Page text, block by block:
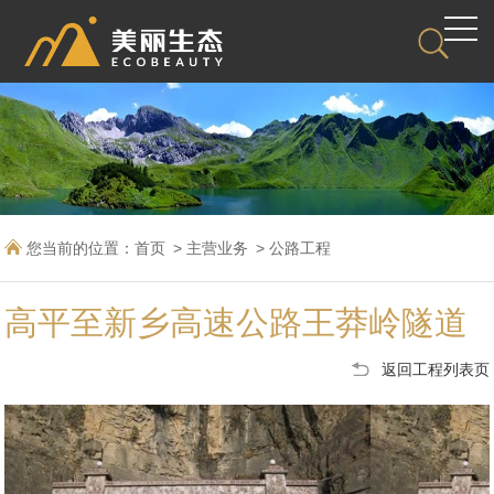
您当前的位置：首页 主营业务 公路工程
高平至新乡高速公路王莽岭隧道
返回工程列表页